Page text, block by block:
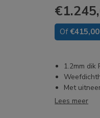
Of€415,00
1.2mm dik
Met
Lees meer